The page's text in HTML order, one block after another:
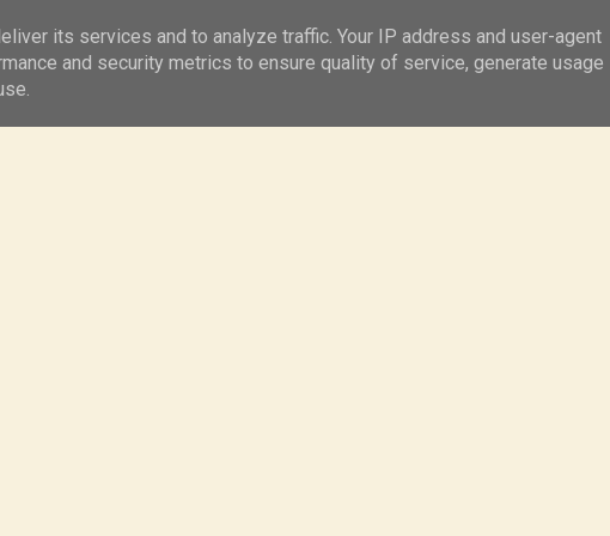
Kontakt Ciasta Obiady
its services and to analyze traffic. Your IP address and user-agent
and security metrics to ensure quality of service, generate usage